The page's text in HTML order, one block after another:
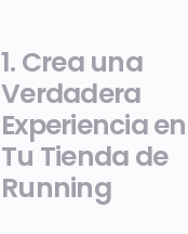
1. Crea una
Verdadera
Experiencia en
Tu Tienda de
Running